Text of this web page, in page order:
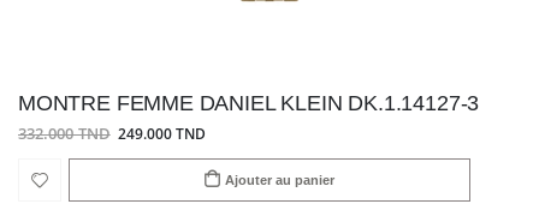
MONTRE FEMME DANIEL KLEIN DK.1.14127-3
332.000 TND 249.000 TND
Ajouter au panier